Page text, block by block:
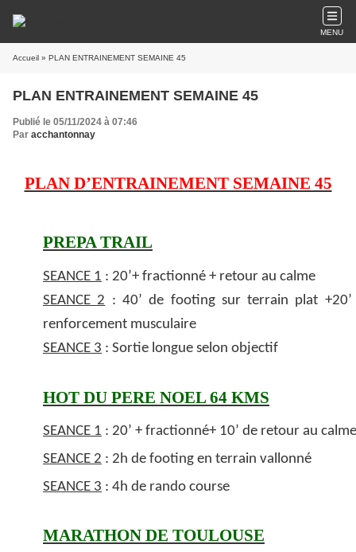
MENU
Accueil » PLAN ENTRAINEMENT SEMAINE 45
PLAN ENTRAINEMENT SEMAINE 45
Publié le 05/11/2024 à 07:46
Par acchantonnay
PLAN D’ENTRAINEMENT SEMAINE 45
PREPA TRAIL
SEANCE 1 : 20’+ fractionné + retour au calme
SEANCE 2 : 40’ de footing sur terrain plat +20’
renforcement musculaire
SEANCE 3 : Sortie longue selon objectif
HOT DU PERE NOEL 64 KMS
SEANCE 1 : 20’ + fractionné+ 10’ de retour au calme
SEANCE 2 : 2h de footing en terrain vallonné
SEANCE 3 : 4h de rando course
MARATHON DE TOULOUSE